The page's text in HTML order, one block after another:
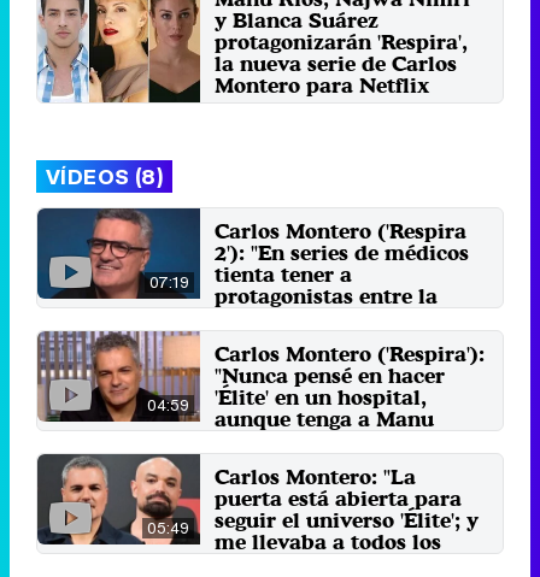
y Blanca Suárez
protagonizarán 'Respira',
la nueva serie de Carlos
Montero para Netflix
Miércoles 5 Julio 2023 11:43
VÍDEOS (8)
07:19
Carlos Montero ('Respira
2'): "En series de médicos
tienta tener a
protagonistas entre la
1 de noviembre 2025
04:59
Carlos Montero ('Respira'):
"Nunca pensé en hacer
'Élite' en un hospital,
aunque tenga a Manu
Ríos"
11 de septiembre 2024
05:49
Carlos Montero: "La
puerta está abierta para
seguir el universo 'Élite'; y
me llevaba a todos los
personajes"